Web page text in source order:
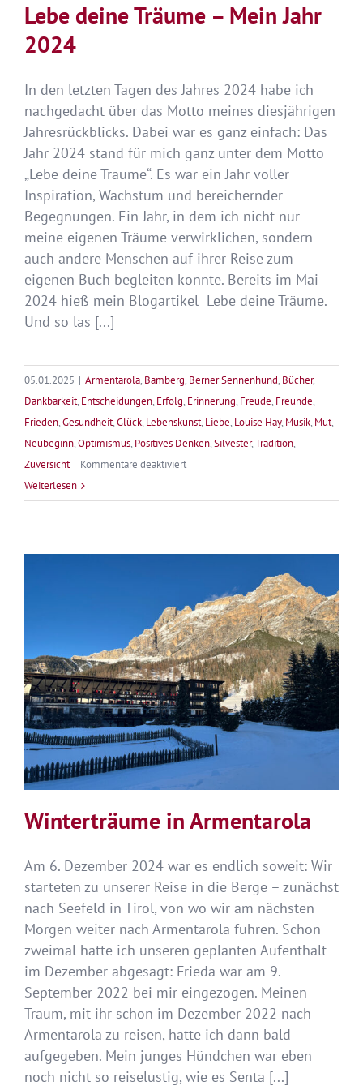
Lebe deine Träume – Mein Jahr
2024
In den letzten Tagen des Jahres 2024 habe ich
nachgedacht über das Motto meines diesjährigen
Jahresrückblicks. Dabei war es ganz einfach: Das
Jahr 2024 stand für mich ganz unter dem Motto
„Lebe deine Träume“. Es war ein Jahr voller
Inspiration, Wachstum und bereichernder
Begegnungen. Ein Jahr, in dem ich nicht nur
meine eigenen Träume verwirklichen, sondern
auch andere Menschen auf ihrer Reise zum
eigenen Buch begleiten konnte. Bereits im Mai
2024 hieß mein Blogartikel Lebe deine Träume.
Und so las [...]
05.01.2025 | Armentarola,Bamberg,Berner Sennenhund,Bücher,
Dankbarkeit,Entscheidungen,Erfolg,Erinnerung,Freude,Freunde,
Frieden,Gesundheit,Glück,Lebenskunst,Liebe,Louise Hay,Musik,Mut,
Neubeginn,Optimismus,Positives Denken,Silvester,Tradition,
Zuversicht | Kommentare deaktiviertfür
deine
2024
Weiterlesen
Winterträume in Armentarola
Am 6. Dezember 2024 war es endlich soweit: Wir
starteten zu unserer Reise in die Berge – zunächst
nach Seefeld in Tirol, von wo wir am nächsten
Morgen weiter nach Armentarola fuhren. Schon
zweimal hatte ich unseren geplanten Aufenthalt
im Dezember abgesagt: Frieda war am 9.
September 2022 bei mir eingezogen. Meinen
Traum, mit ihr schon im Dezember 2022 nach
Armentarola zu reisen, hatte ich dann bald
aufgegeben. Mein junges Hündchen war eben
noch nicht so reiselustig, wie es Senta [...]